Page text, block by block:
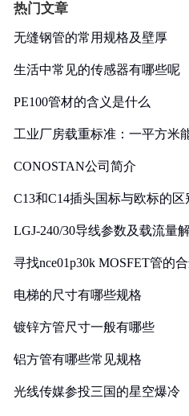
热门文章
无缝钢管的常用规格及壁厚
生活中常见的传感器有哪些呢
PE100管材的含义是什么
工业厂房载重标准：一平方米
CONOSTAN公司简介
C13和C14插头国标与欧标的
LGJ-240/30导线参数及载流量
寻找nce01p30k MOSFET管的
电梯的尺寸有哪些规格
镀锌方管尺寸一般有哪些
铝方管有哪些常见规格
光线传媒参投三国的星空爆冷